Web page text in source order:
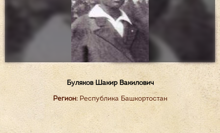
Буляков Шакир Вакилович
Регион:Республика Башкортостан